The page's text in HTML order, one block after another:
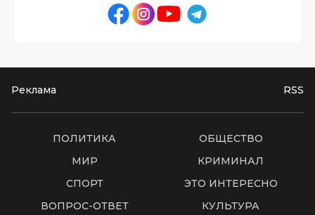
Реклама RSS
ПОЛИТИКА
ОБЩЕСТВО
МИР
КРИМИНАЛ
СПОРТ
ЭТО ИНТЕРЕСНО
ВОПРОС-ОТВЕТ
КУЛЬТУРА